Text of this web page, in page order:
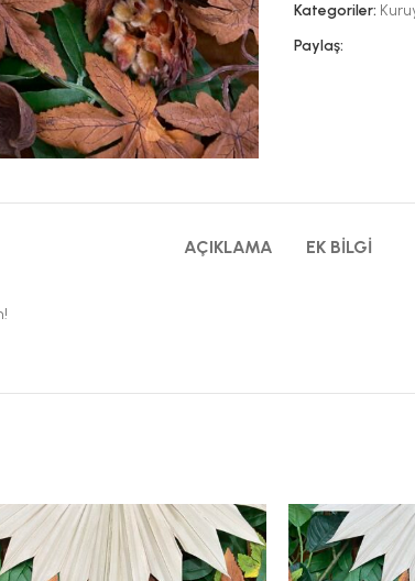
Kategoriler:
Paylaş:
AÇIKLAMA EK BILGI